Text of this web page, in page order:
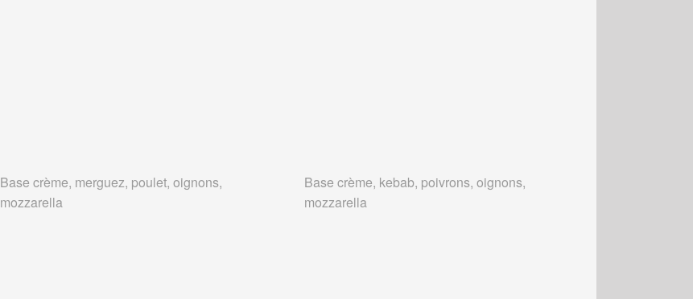
Base crème, merguez, poulet, oignons,
mozzarella
Base crème, kebab, poivrons, oignons,
mozzarella